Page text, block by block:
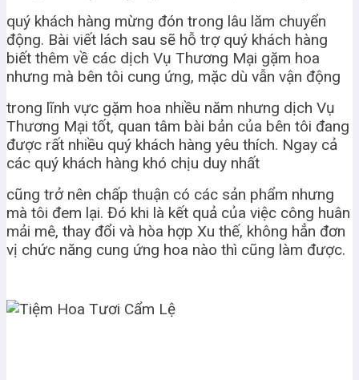
quý khách hàng mừng đón trong lâu lăm chuyển
động. Bài viết lách sau sẽ hỗ trợ quý khách hàng
biết thêm về các dịch Vụ Thương Mại gặm hoa
nhưng mà bên tôi cung ứng, mặc dù vẫn vận động
trong lĩnh vực gặm hoa nhiều năm nhưng dịch Vụ
Thương Mại tốt, quan tâm bài bản của bên tôi đang
được rất nhiều quý khách hàng yêu thích. Ngay cả
các quý khách hàng khó chịu duy nhất
cũng trở nên chấp thuận có các sản phẩm nhưng
mà tôi đem lại. Đó khi là kết quả của việc công huân
mải mê, thay đổi và hòa hợp Xu thế, không hẳn đơn
vị chức năng cung ứng hoa nào thì cũng làm được.